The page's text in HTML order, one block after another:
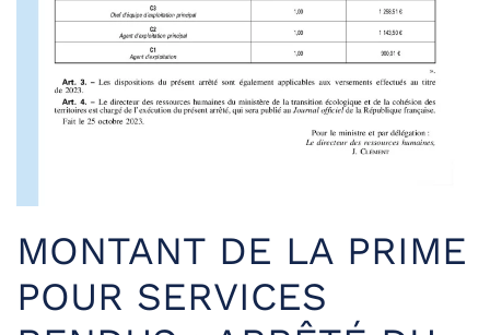
MONTANT DE LA PRIME
POUR SERVICES